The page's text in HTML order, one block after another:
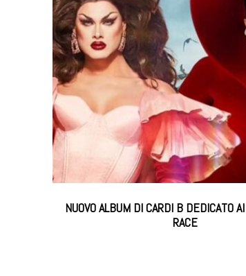
NUOVO ALBUM DI CARDI B DEDICATO
RACE